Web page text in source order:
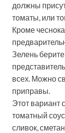
должны
томаты, или
Кроме
Зелень
всех. Можно
приправы.
Этот вариант
томатный
сливок,